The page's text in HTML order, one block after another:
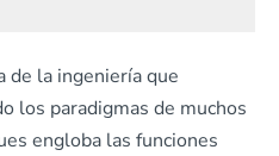
de la ingeniería que
los paradigmas de muchos
engloba las funciones